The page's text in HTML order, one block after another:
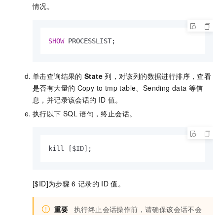
情况。
SHOW PROCESSLIST;
单击查询结果的 State 列，对该列的数据进行排序，查看
是否有大量的 Copy to tmp table、Sending data 等信
息，并记录该会话的 ID 值。
执行以下 SQL 语句，终止会话。
kill [$ID];
[$ID]为步骤 6 记录的 ID 值。
重要 执行终止会话操作前，请确保该会话不会